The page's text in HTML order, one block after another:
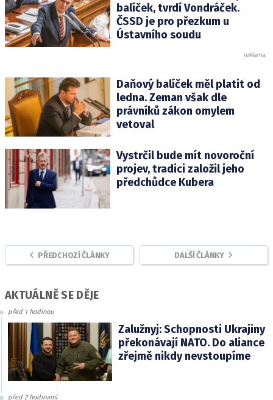
balíček, tvrdí Vondráček.
ČSSD je pro přezkum u
Ústavního soudu
Daňový balíček měl platit od
ledna. Zeman však dle
právníků zákon omylem
vetoval
Vystrčil bude mít novoroční
projev, tradici založil jeho
předchůdce Kubera
PŘEDCHOZÍ ČLÁNKY DALŠÍ ČLÁNKY
AKTUÁLNĚ SE DĚJE
před 1 hodinou
Zalužnyj: Schopnosti Ukrajiny
překonávají NATO. Do aliance
zřejmě nikdy nevstoupíme
před 2 hodinami